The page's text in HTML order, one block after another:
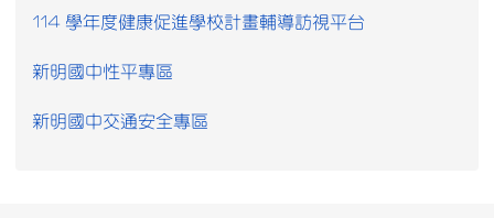
114 學年度健康促進學校計畫輔導訪視平台
新明國中性平專區
新明國中交通安全專區